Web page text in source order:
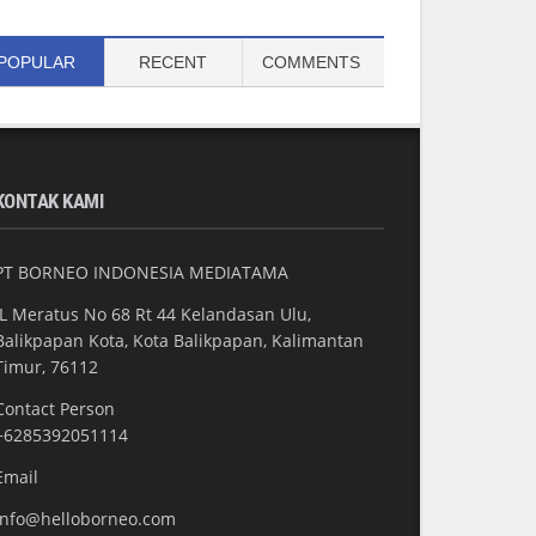
RECENT COMMENTS
KAMI
BORNEO INDONESIA MEDIATAMA
Meratus No 68 Rt 44 Kelandasan Ulu,
Kota, Kota Balikpapan, Kalimantan
76112
Person